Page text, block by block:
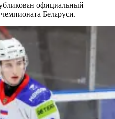
официальный
Беларуси.